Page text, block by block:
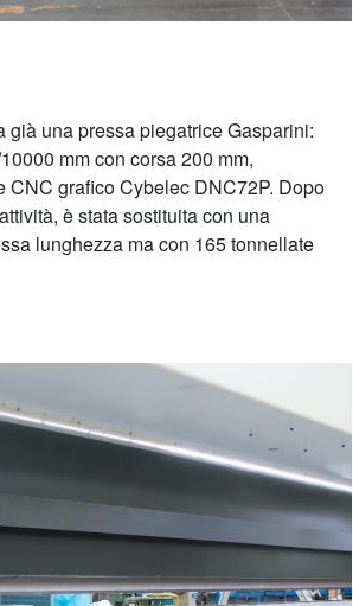
già una pressa piegatrice Gasparini:
mm con corsa 200 mm,
CNC grafico Cybelec DNC72P. Dopo
è stata sostituita con una
lunghezza ma con 165 tonnellate